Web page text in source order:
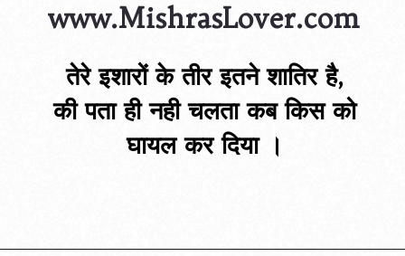
www.MishrasLover.com
तेरे इशारों के तीर इतने शातिर है,
की पता ही नही चलता कब किस को
घायल कर दिया ।